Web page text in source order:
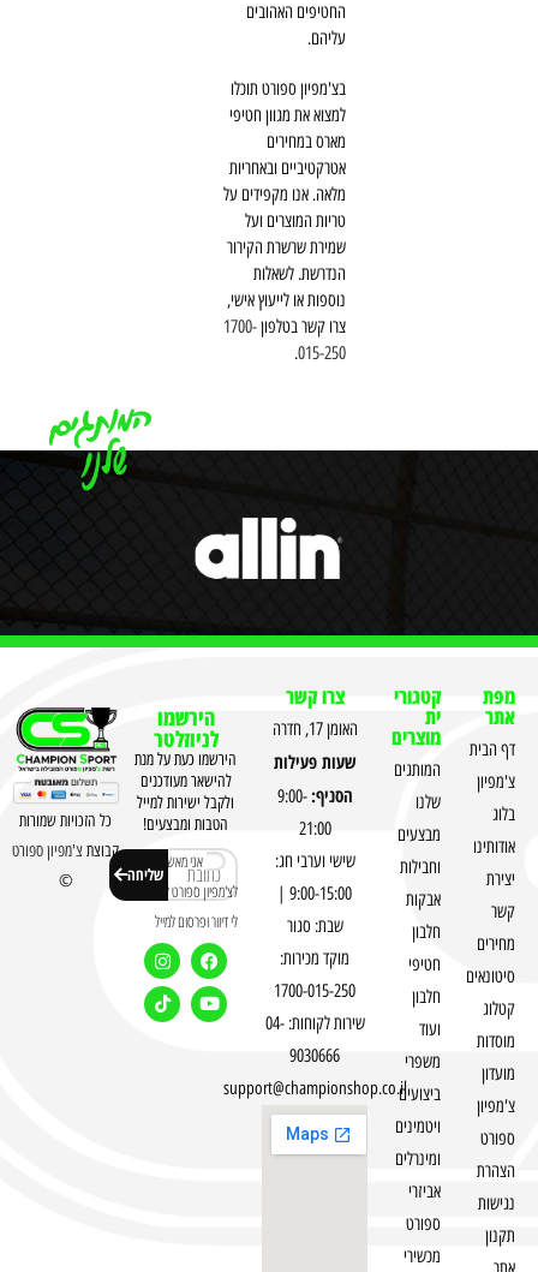
החטיפים האהובים
עליהם.
בצ'מפיון ספורט תוכלו
למצוא את מגוון חטיפי
מארס במחירים
אטרקטיביים ובאחריות
מלאה. אנו מקפידים על
טריות המוצרים ועל
שמירת שרשרת הקירור
הנדרשת. לשאלות
נוספות או לייעוץ אישי,
צרו קשר בטלפון1700-
015-250
.
מפת
אתר
דף הבית
צ'מפיון
בלוג
אודותינו
יצירת
קשר
מחירים
סיטונאים
קטלוג
מוסדות
מועדון
צ'מפיון
ספורט
הצהרת
נגישות
תקנון
קטגורי
ית
מוצרים
המותגים
שלנו
מבצעים
וחבילות
אבקות
חלבון
חטיפי
חלבון
ועוד
משפרי
ביצועים
ויטמינים
ומינרלים
אביזרי
ספורט
מכשירי
צרו קשר
האומן 17, חדרה
שעות פעילות
הסניף:9:00-
21:00
שישי וערבי חג:
9:00-15:00 |
שבת: סגור
מוקד מכירות:
1700-015-250
שירות לקוחות: 04-
9030666
support@championshop.co.il
הירשמו
לניוזלטר
הירשמו כעת על מנת
להישאר מעודכנים
ולקבל ישירות למייל
הטבות ומבצעים!
אני מאשר
לצ'מפיון ספורט לשלוח
לי דיוור ופרסום למייל
שליחה
כל הזכויות שמורות
קבוצתצ'מפיון ספורט
©